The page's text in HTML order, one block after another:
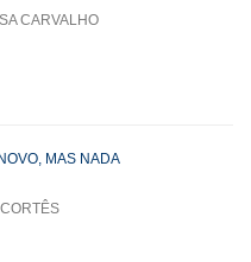
CARVALHO
MAS NADA